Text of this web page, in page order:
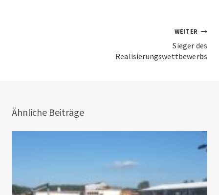
WEITER
Sieger des
Realisierungswettbewerbs
Ähnliche Beiträge